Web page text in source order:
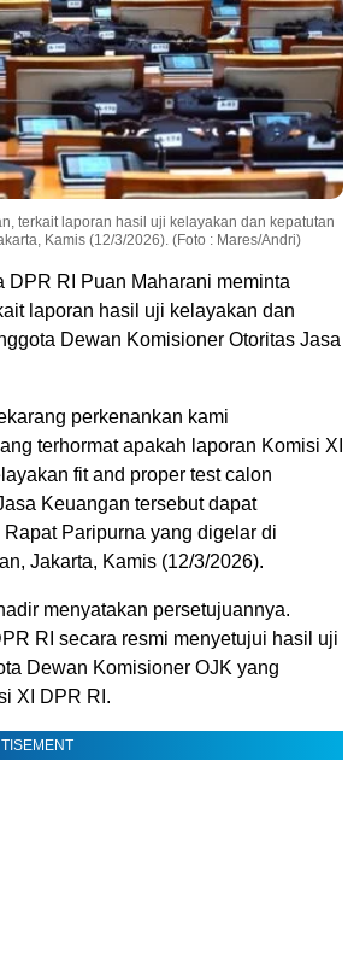
terkait laporan hasil uji kelayakan dan kepatutan
Kamis (12/3/2026). (Foto : Mares/Andri)
DPR RI Puan Maharani meminta
laporan hasil uji kelayakan dan
Dewan Komisioner Otoritas Jasa
perkenankan kami
terhormat apakah laporan Komisi XI
fit and proper test calon
Keuangan tersebut dapat
Paripurna yang digelar di
Jakarta, Kamis (12/3/2026).
menyatakan persetujuannya.
RI secara resmi menyetujui hasil uji
Dewan Komisioner OJK yang
XI DPR RI.